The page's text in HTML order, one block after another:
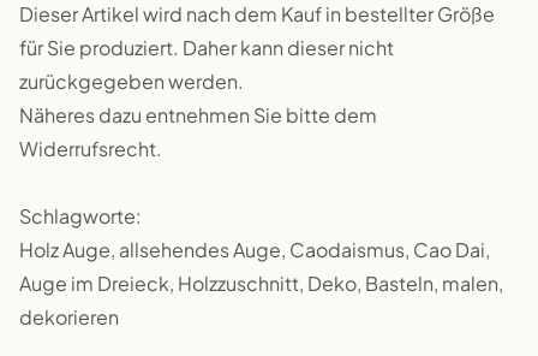
Dieser Artikel wird nach dem Kauf in bestellter Größe
für Sie produziert. Daher kann dieser nicht
zurückgegeben werden.
Näheres dazu entnehmen Sie bitte dem
Widerrufsrecht.
Schlagworte:
Holz Auge, allsehendes Auge, Caodaismus, Cao Dai,
Auge im Dreieck, Holzzuschnitt, Deko, Basteln, malen,
dekorieren